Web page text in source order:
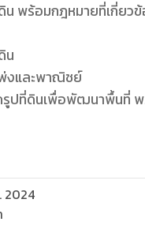
น พร้อมกฎหมายที่เกี่ย
น
งและพาณิชย์
ปที่ดินเพื่อพัฒนาพื้นที่
นเพื่อการครองชีพ พ.
ช่าที่ดินเพื่อเกษตรกรรม
ดสรรที่ดิน พ.ศ. ๒๕๔๓
องประชาชนในการทำ
2024